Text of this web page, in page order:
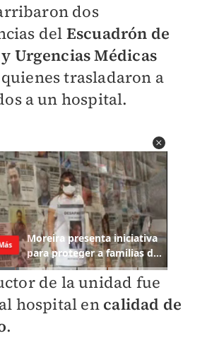
dos
del Escuadrón de
Urgencias Médicas
trasladaron a
a un hospital.
de la unidad fue
hospital en calidad de
.